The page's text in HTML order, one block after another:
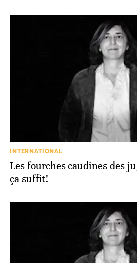
INTERNATIONAL
Les fourches caudines des
ça suffit!